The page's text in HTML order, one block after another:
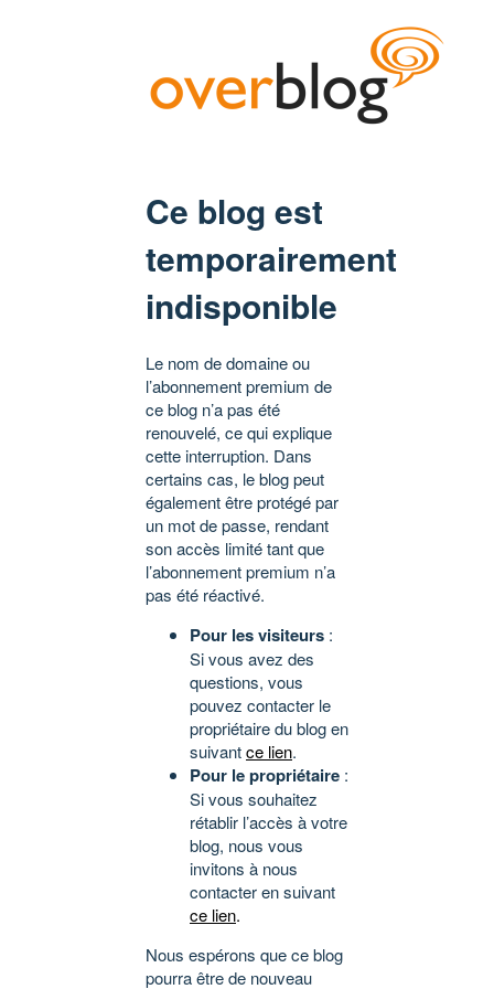
Ce blog est
temporairement
indisponible
Le nom de domaine ou
l’abonnement premium de
ce blog n’a pas été
renouvelé, ce qui explique
cette interruption. Dans
certains cas, le blog peut
également être protégé par
un mot de passe, rendant
son accès limité tant que
l’abonnement premium n’a
pas été réactivé.
Pour les visiteurs :
Si vous avez des
questions, vous
pouvez contacter le
propriétaire du blog en
suivantce lien.
Pour le propriétaire :
Si vous souhaitez
rétablir l’accès à votre
blog, nous vous
invitons à nous
contacter en suivant
ce lien.
Nous espérons que ce blog
pourra être de nouveau